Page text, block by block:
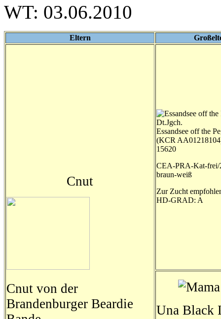
WT: 03.06.2010
Eltern
Cnut
Cnut von der
Brandenburger Beardie
Dt.Jgch.
Essandsee off the
(KCR
15620
CEA-PRA-Kat-frei/
braun-weiß
Zur Zucht
HD-GRAD: A
Una Black